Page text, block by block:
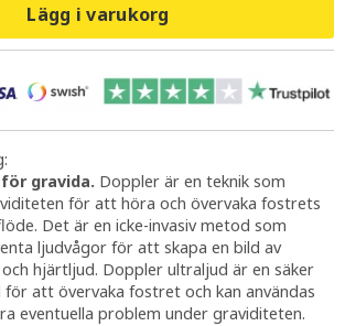
Lägg i varukorg
gravida. Doppler är en teknik som
för att höra och övervaka fostrets
Det är en icke-invasiv metod som
ljudvågor för att skapa en bild av
hjärtljud. Doppler ultraljud är en säker
att övervaka fostret och kan användas
eventuella problem under graviditeten.